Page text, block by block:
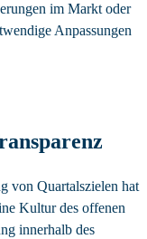
im Markt oder
Anpassungen
von Quartalszielen hat
Kultur des offenen
innerhalb des